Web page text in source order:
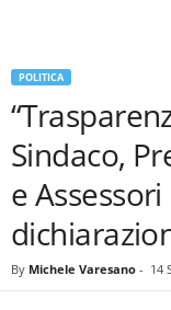
POLITICA
Sindaco,
e
By Michele Varesano - 14